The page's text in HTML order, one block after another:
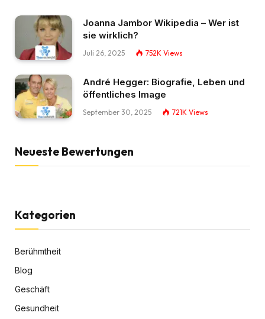
Joanna Jambor Wikipedia – Wer ist
sie wirklich?
Juli 26, 2025 752K Views
André Hegger: Biografie, Leben und
öffentliches Image
September 30, 2025 721K Views
Neueste Bewertungen
Kategorien
Berühmtheit
Blog
Geschäft
Gesundheit